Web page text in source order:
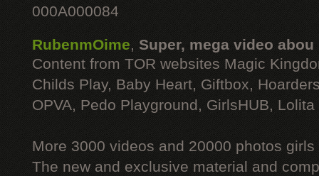
000A000084
RubenmOime, Super, mega video abou
Content from TOR websites Magic
Childs Play, Baby Heart, Giftbox,
OPVA, Pedo Playground, GirlsHUB, Lolita
More 3000 videos and 20000 photos
The new and exclusive material and